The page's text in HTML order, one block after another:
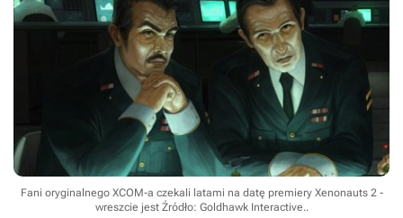
Fani oryginalnego XCOM-a czekali latami na datę premiery Xenonauts 2 -
wreszcie jest Źródło: Goldhawk Interactive..